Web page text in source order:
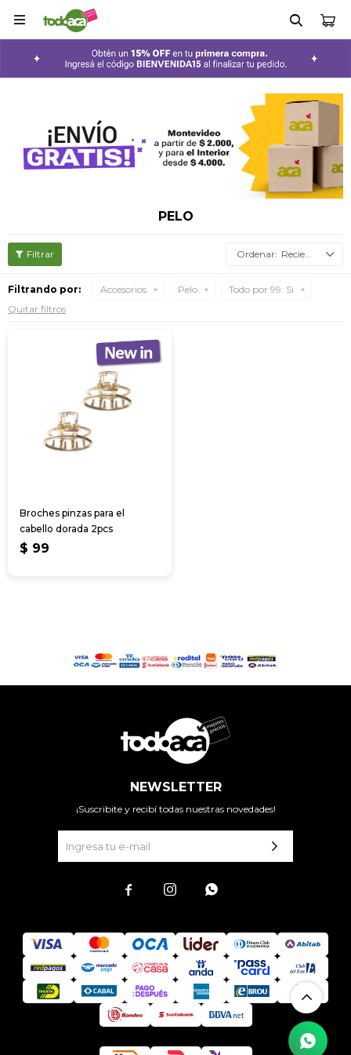

PELO
Recientes
Filtrando por: Accesorios Pelo Todo por 99: Si
Quitar filtros
Broches pinzas para el
cabello dorada 2pcs
$ 99
NEWSLETTER
¡Suscribite y recibí todas nuestras novedades!
  